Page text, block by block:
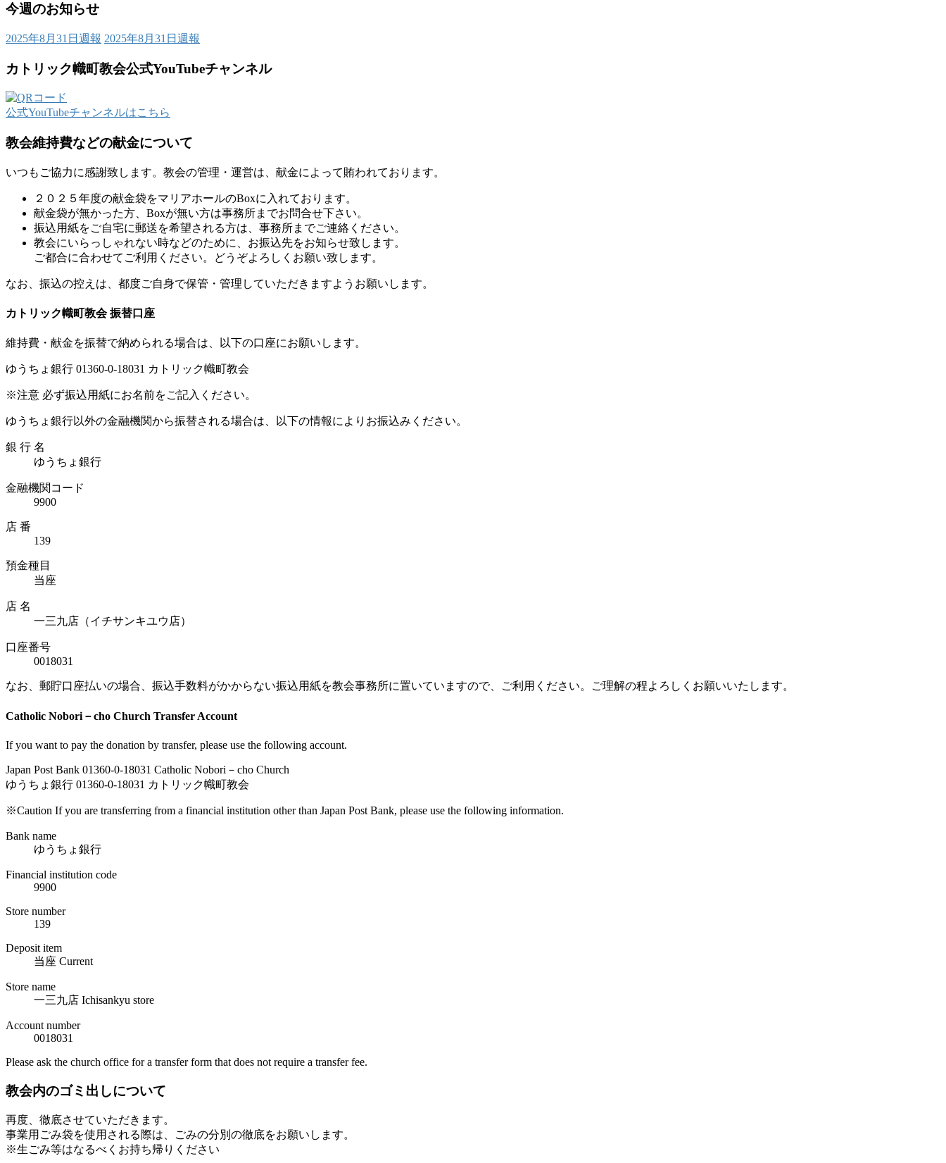
今週のお知らせ
2025年8月31日週報 2025年8月31日週報
カトリック幟町教会公式YouTubeチャンネル
公式YouTubeチャンネルはこちら
教会維持費などの献金について
いつもご協力に感謝致します。教会の管理・運営は、献金によって賄われております。
２０２５年度の献金袋をマリアホールのBoxに入れております。
献金袋が無かった方、Boxが無い方は事務所までお問合せ下さい。
振込用紙をご自宅に郵送を希望される方は、事務所までご連絡ください。
教会にいらっしゃれない時などのために、お振込先をお知らせ致します。
ご都合に合わせてご利用ください。どうぞよろしくお願い致します。
なお、振込の控えは、都度ご自身で保管・管理していただきますようお願いします。
カトリック幟町教会 振替口座
維持費・献金を振替で納められる場合は、以下の口座にお願いします。
ゆうちょ銀行 01360-0-18031 カトリック幟町教会
※注意 必ず振込用紙にお名前をご記入ください。
ゆうちょ銀行以外の金融機関から振替される場合は、以下の情報によりお振込みください。
銀 行 名
ゆうちょ銀行
金融機関コード
9900
店 番
139
預金種目
当座
店 名
一三九店（イチサンキユウ店）
口座番号
0018031
なお、郵貯口座払いの場合、振込手数料がかからない振込用紙を教会事務所に置いていますので、ご利用ください。ご理解の程よろしくお願いいたします。
Catholic Nobori－cho Church Transfer Account
If you want to pay the donation by transfer, please use the following account.
Japan Post Bank 01360-0-18031 Catholic Nobori－cho Church
ゆうちょ銀行 01360-0-18031 カトリック幟町教会
※Caution If you are transferring from a financial institution other than Japan Post Bank, please use the following information.
Bank name
ゆうちょ銀行
Financial institution code
9900
Store number
139
Deposit item
当座 Current
Store name
一三九店 Ichisankyu store
Account number
0018031
Please ask the church office for a transfer form that does not require a transfer fee.
教会内のゴミ出しについて
再度、徹底させていただきます。
事業用ごみ袋を使用される際は、ごみの分別の徹底をお願いします。
※生ごみ等はなるべくお持ち帰りください